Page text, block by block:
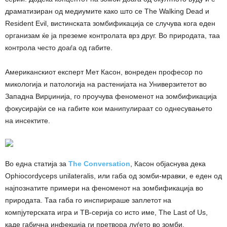
драматизиран од медиумите како што се The Walking Dead и
Resident Evil, вистинската зомбификација се случува кога еден
организам ќе ја преземе контролата врз друг. Во природата, таа
контрола често доаѓа од габите.
Американскиот експерт Мет Касон, вонреден професор по
микологија и патологија на растенијата на Универзитетот во
Западна Вирџинија, го проучува феноменот на зомбификација
фокусирајќи се на габите кои манипулираат со однесувањето
на инсектите.
Во една статија за The Conversation , Касон објаснува дека
Ophiocordyceps unilateralis, или габа од зомби-мравки, е еден од
најпознатите примери на феноменот на зомбификација во
природата. Таа габа го инспирираше заплетот на
компјутерската игра и ТВ-серија со исто име, The Last of Us,
каде габична инфекција ги претвора луѓето во зомби.